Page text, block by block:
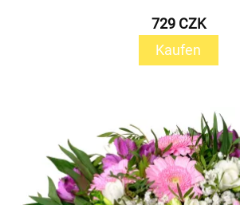
729 CZK
Kaufen